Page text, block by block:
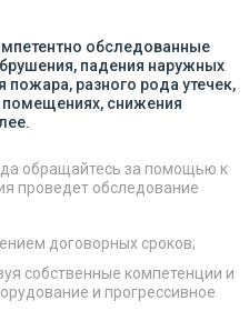
обследованные
падения наружных
пожара, разного рода утечек,
снижения
обращайтесь за помощью к
проведет обследование
договорных сроков;
собственные компетенции и
и прогрессивное